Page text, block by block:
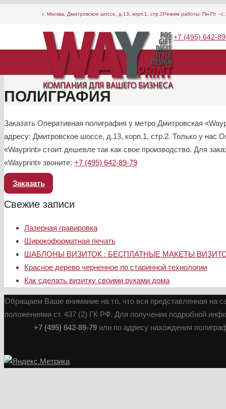
г. Москва, Дмитровское шоссе, д.13, корп.1, стр.2Режим работы: Пн-Пт - с
+7 (495) 642-
ПОЛИГРАФИЯ
Заказать Оперативная полиграфия у метро Дмитровская
адресу: Дмитровское шоссе, д.13, корп.1, стр.2. Только у наc
«Wayprint» стоит дешевле так как свое производство. Для
«Wayprint» звоните: +7 (495) 642-89-79
Заказать
Свежие записи
Лазерная гравировка
Широкоформатная печать
ШАБЛОНЫ ВИЗИТОК : БЕСПЛАТНЫЕ МАКЕТЫ
Красное дерево черненное по старинной технологии
Как сделать визитку своими руками дома
Обращаем Ваше внимание на то, что вся представленная на
положениями ст. 437 (2) ГК РФ. Для получения подробной
+7 (495) 642-89-79или по адресу нахождения